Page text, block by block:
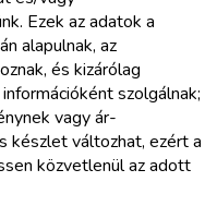
Ezek az adatok a
alapulnak, az
és kizárólag
szolgálnak;
vagy ár-
készlet változhat, ezért a
közvetlenül az adott